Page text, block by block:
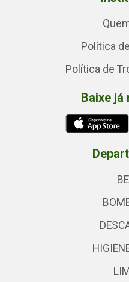
Política
Política de
Baixe já